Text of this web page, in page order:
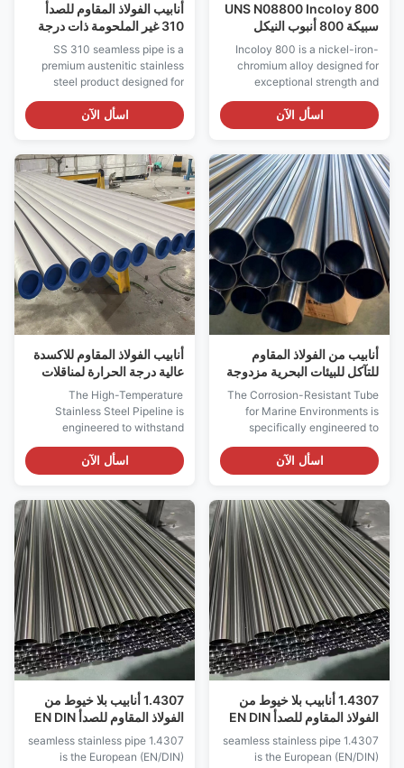
UNS N08800 Incoloy 800
سبيكة 800 أنبوب النيكل
سبيكة الحديد الكرومية حسب
الطلب
Incoloy 800 is a nickel-iron-
chromium alloy designed for
exceptional strength and
metallurgical stability under
prolonged high-temperature
service. With a nominal
and 19-23% chromium, this
austenitic alloy maintains its
microstructure even after
extended exposure to ...
اسأل الآن
أنابيب الفولاذ المقاوم للصدأ
310 غير الملحومة ذات درجة
الحرارة العالية لتطبيقات
المعالجة الحرارية للفرن
SS 310 seamless pipe is a
premium austenitic stainless
steel product designed for
extreme high-temperature
service where weld seams
cannot be tolerated. The
process ensures uniform wall
thickness, consistent
mechanical properties, and a
complete absence of a
longitudinal weld ...
اسأل الآن
أنابيب من الفولاذ المقاوم
للتآكل للبيئات البحرية مزدوجة
2205 2507
The Corrosion-Resistant Tube
for Marine Environments is
specifically engineered to
withstand the highly
aggressive conditions found in
seawater, brackish water, and
applications. Manufactured
from molybdenum-bearing
austenitic stainless steel or
duplex grades, this tube offers
...
اسأل الآن
أنابيب الفولاذ المقاوم للاكسدة
عالية درجة الحرارة لمناقلات
الحرارة
The High-Temperature
Stainless Steel Pipeline is
engineered to withstand
extreme thermal conditions
while maintaining mechanical
strength, oxidation resistance,
Manufactured from specialized
austenitic stainless steel
grades, this seamless pipeline
is designed for ...
اسأل الآن
1.4307 أنابيب بلا خيوط من
الفولاذ المقاوم للصدأ EN DIN
منخفضة الكربون
1.4307 seamless stainless pipe
is the European (EN/DIN)
1.4307 أنابيب بلا خيوط من
الفولاذ المقاوم للصدأ EN DIN
منخفضة الكربون
1.4307 seamless stainless pipe
is the European (EN/DIN)